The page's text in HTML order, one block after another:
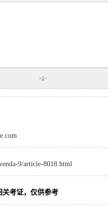
9/article-8018.html
关考证，仅供参考